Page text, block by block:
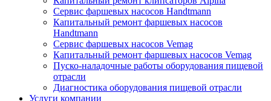
Сервис фаршевых насосов Handtmann
Капитальный ремонт фаршевых насосов
Handtmann
Сервис фаршевых насосов Vemag
Капитальный ремонт фаршевых насосов Vemag
Пуско-наладочные работы оборудования пищевой
отрасли
Диагностика оборудования пищевой отрасли
Услуги компании